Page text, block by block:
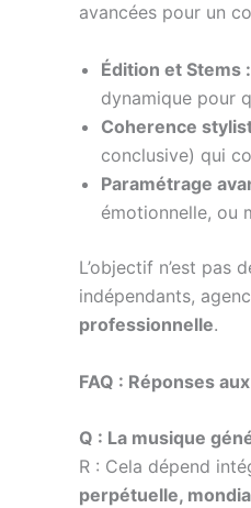
avancées pour un
Édition et Stems :
dynamique pour
Coherence
conclusive) qui
Paramétrage
émotionnelle, ou
L’objectif n’est
indépendants,
professionnelle.
FAQ : Réponses
Q : La musique
R : Cela dépend
perpétuelle,